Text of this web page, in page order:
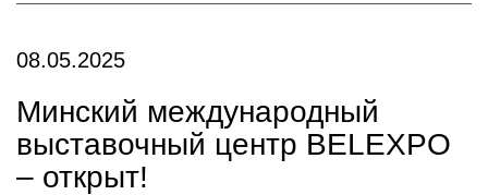
08.05.2025
Минский международный
выставочный центр BELEXPO
– открыт!